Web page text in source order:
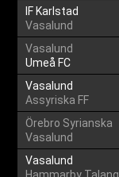
IF Karlstad
Vasalund
Vasalund
Umeå FC
Vasalund
Assyriska FF
Örebro Syrianska
Vasalund
Vasalund